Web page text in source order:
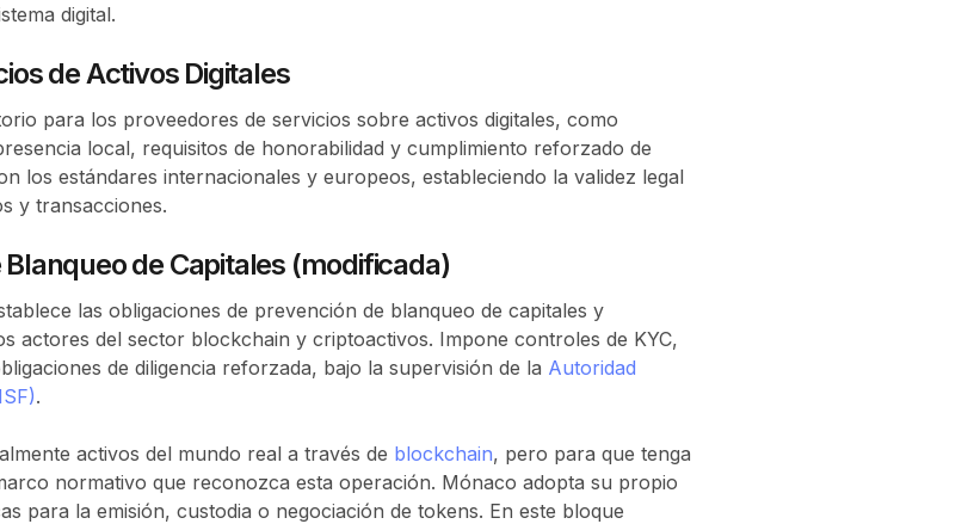
digital.
de Activos Digitales
para los proveedores de servicios sobre activos digitales, como
local, requisitos de honorabilidad y cumplimiento reforzado de
los estándares internacionales y europeos, estableciendo la validez legal
y transacciones.
de Capitales (modificada)
las obligaciones de prevención de blanqueo de capitales y
actores del sector blockchain y criptoactivos. Impone controles de KYC,
de diligencia reforzada, bajo la supervisión de la Autoridad
.
activos del mundo real a través de blockchain, pero para que tenga
normativo que reconozca esta operación. Mónaco adopta su propio
para la emisión, custodia o negociación de tokens. En este bloque